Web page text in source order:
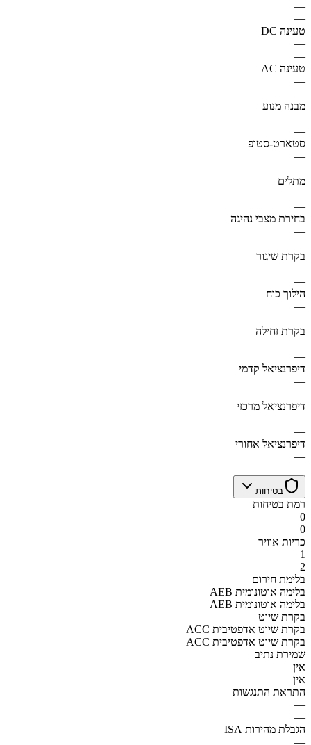
—
—
טעינה DC
—
—
טעינה AC
—
—
מבנה מנוע
—
—
סטארט-סטופ
—
—
מתלים
—
—
בחירת מצבי נהיגה
—
—
בקרת שיגור
—
—
הילוך כוח
—
—
בקרת זחילה
—
—
דיפרנציאל קדמי
—
—
דיפרנציאל מרכזי
—
—
דיפרנציאל אחורי
—
—
בטיחות
רמת בטיחות
0
0
כריות אוויר
1
2
בלימת חירום
AEB בלימה אוטונומית
AEB בלימה אוטונומית
בקרת שיוט
ACC בקרת שיוט אדפטיבית
ACC בקרת שיוט אדפטיבית
שמירת נתיב
אין
אין
התראת התנגשות
—
—
הגבלת מהירות ISA
—